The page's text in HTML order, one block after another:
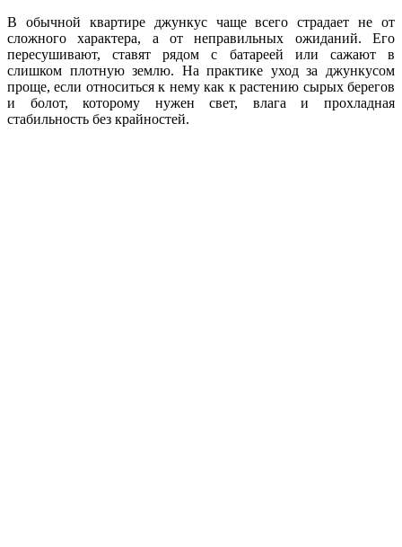
В обычной квартире джункус чаще всего страдает не от
сложного характера, а от неправильных ожиданий. Его
пересушивают, ставят рядом с батареей или сажают в
слишком плотную землю. На практике уход за джункусом
проще, если относиться к нему как к растению сырых берегов
и болот, которому нужен свет, влага и прохладная
стабильность без крайностей.